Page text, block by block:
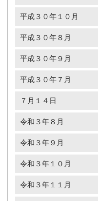
平成３０年１０月
平成３０年８月
平成３０年９月
平成３０年７月
７月１４日
令和３年８月
令和３年９月
令和３年１０月
令和３年１１月